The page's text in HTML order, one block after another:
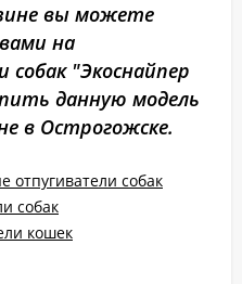
вы можете
на
"Экоснайпер
данную модель
в Острогожске.
отпугиватели собак
собак
кошек